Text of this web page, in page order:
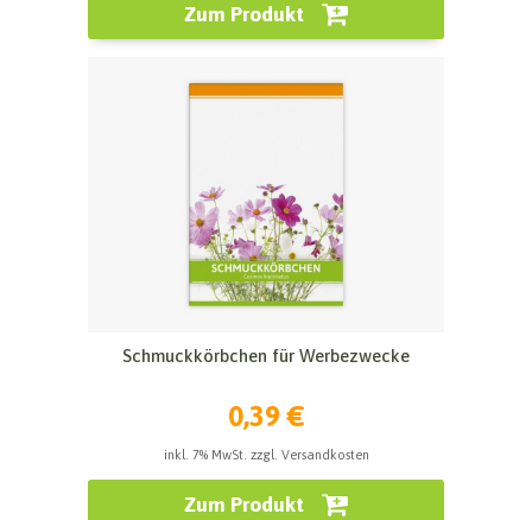
Zum Produkt
Schmuckkörbchen für Werbezwecke
0,39 €
inkl. 7% MwSt. zzgl. Versandkosten
Zum Produkt